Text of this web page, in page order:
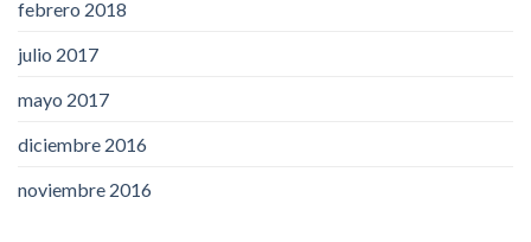
febrero 2018
julio 2017
mayo 2017
diciembre 2016
noviembre 2016